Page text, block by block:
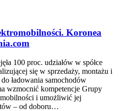
Koronea
100 proc. udziałów w spółce
się w sprzedaży, montażu i
ładowania samochodów
wzmocnić kompetencje Grupy
i umożliwić jej
– od doboru…